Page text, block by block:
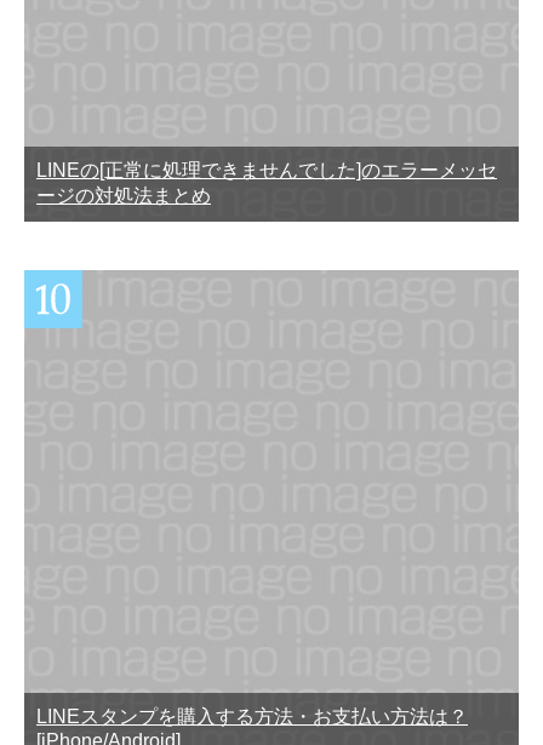
LINEの[正常に処理できませんでした]のエラーメッセ
ージの対処法まとめ
LINEスタンプを購入する方法・お支払い方法は？